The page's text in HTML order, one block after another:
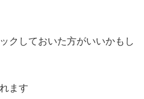
クしておいた方がいいかもし
ます